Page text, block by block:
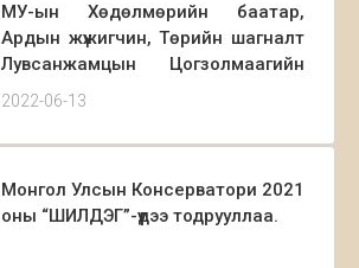
МУ-ын Хөдөлмөрийн баатар,
Ардын жүжигчин, Төрийн шагналт
Лувсанжамцын Цогзолмаагийн
нэрэмжит Монгол Ардын богино
улсын VII уралдааны техникийн
оролцогчид маань сугалаагаа
сугаллаа.
2022-06-13
Монгол Улсын Консерватори 2021
оны “ШИЛДЭГ”-үүдээ тодрууллаа.